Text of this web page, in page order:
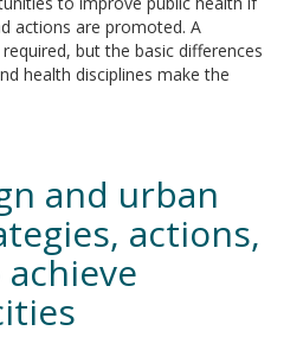
actions are promoted. A
but the basic differences
health disciplines make the
and urban
actions,